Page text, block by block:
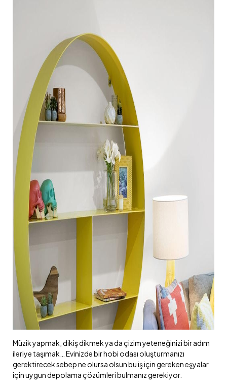
Müzik yapmak, dikiş dikmek ya da çizim yeteneğinizi bir adım
ileriye taşımak… Evinizde bir hobi odası oluşturmanızı
gerektirecek sebep ne olursa olsun bu iş için gereken eşyalar
için uygun depolama çözümleri bulmanız gerekiyor.